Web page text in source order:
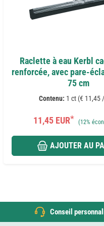
Raclette à eau Kerbl
renforcée, avec pare-
75 cm
Contenu: 1 ct (€ 11,45
11,45 EUR* (12%
AJOUTER AU
Conseil